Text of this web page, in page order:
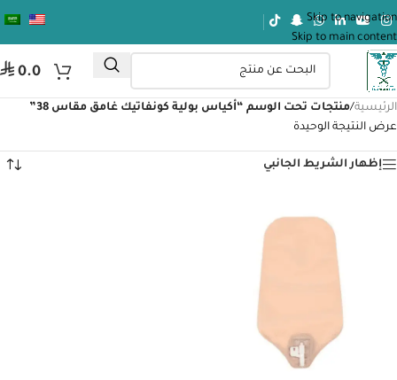
Skip to navigation
Skip to main content
⃁ 0.0
الرئيسية/منتجات تحت الوسم “أكياس بولية كونفاتيك غامق مقاس 38”
عرض النتيجة الوحيدة
إظهار الشريط الجانبي